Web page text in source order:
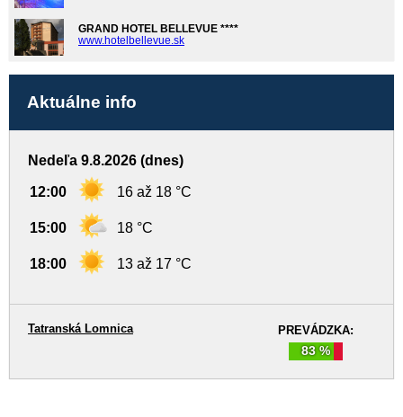
GRAND HOTEL BELLEVUE ****
www.hotelbellevue.sk
Aktuálne info
Nedeľa 9.8.2026 (dnes)
12:00 16 až 18 °C
15:00 18 °C
18:00 13 až 17 °C
PREVÁDZKA:
83 %
Tatranská Lomnica